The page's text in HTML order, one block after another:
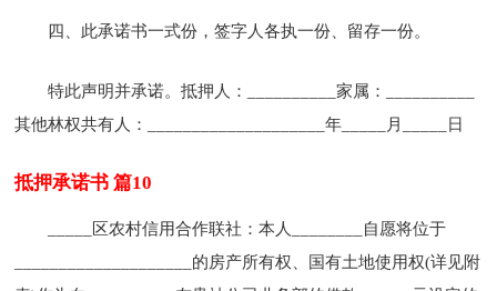
四、此承诺书一式份，签字人各执一份、留存一份。
特此声明并承诺。抵押人：__________家属：__________
其他林权共有人：____________________年_____月_____日
抵押承诺书 篇10
_____区农村信用合作联社：本人________自愿将位于
____________________的房产所有权、国有土地使用权(详见附